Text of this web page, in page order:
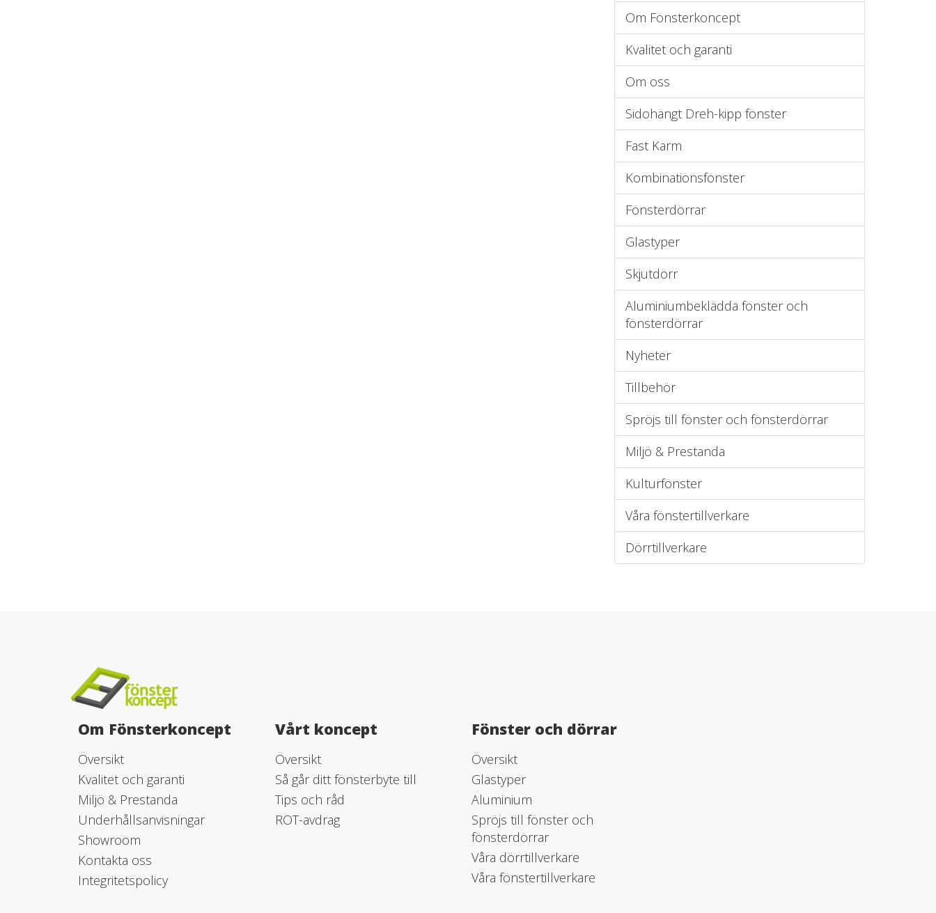
Om Fönsterkoncept
Kvalitet och garanti
Om oss
Sidohängt Dreh-kipp fönster
Fast Karm
Kombinationsfönster
Fönsterdörrar
Glastyper
Skjutdörr
Aluminiumbeklädda fönster och
fönsterdörrar
Nyheter
Tillbehör
Spröjs till fönster och fönsterdörrar
Miljö & Prestanda
Kulturfönster
Våra fönstertillverkare
Dörrtillverkare
Om Fönsterkoncept
Översikt
Kvalitet och garanti
Miljö & Prestanda
Underhållsanvisningar
Showroom
Kontakta oss
Integritetspolicy
Vårt koncept
Översikt
Så går ditt fönsterbyte till
Tips och råd
ROT-avdrag
Fönster och dörrar
Översikt
Glastyper
Aluminium
Spröjs till fönster och
fönsterdörrar
Våra dörrtillverkare
Våra fönstertillverkare